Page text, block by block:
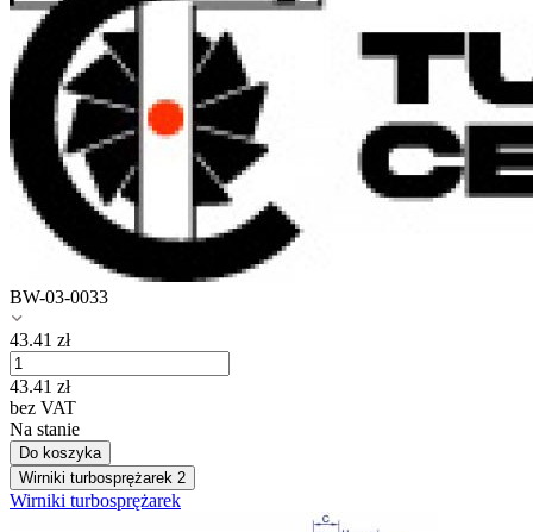
BW-03-0033
43.41 zł
43.41 zł
bez VAT
Na stanie
Do koszyka
Wirniki turbosprężarek 2
Wirniki turbosprężarek